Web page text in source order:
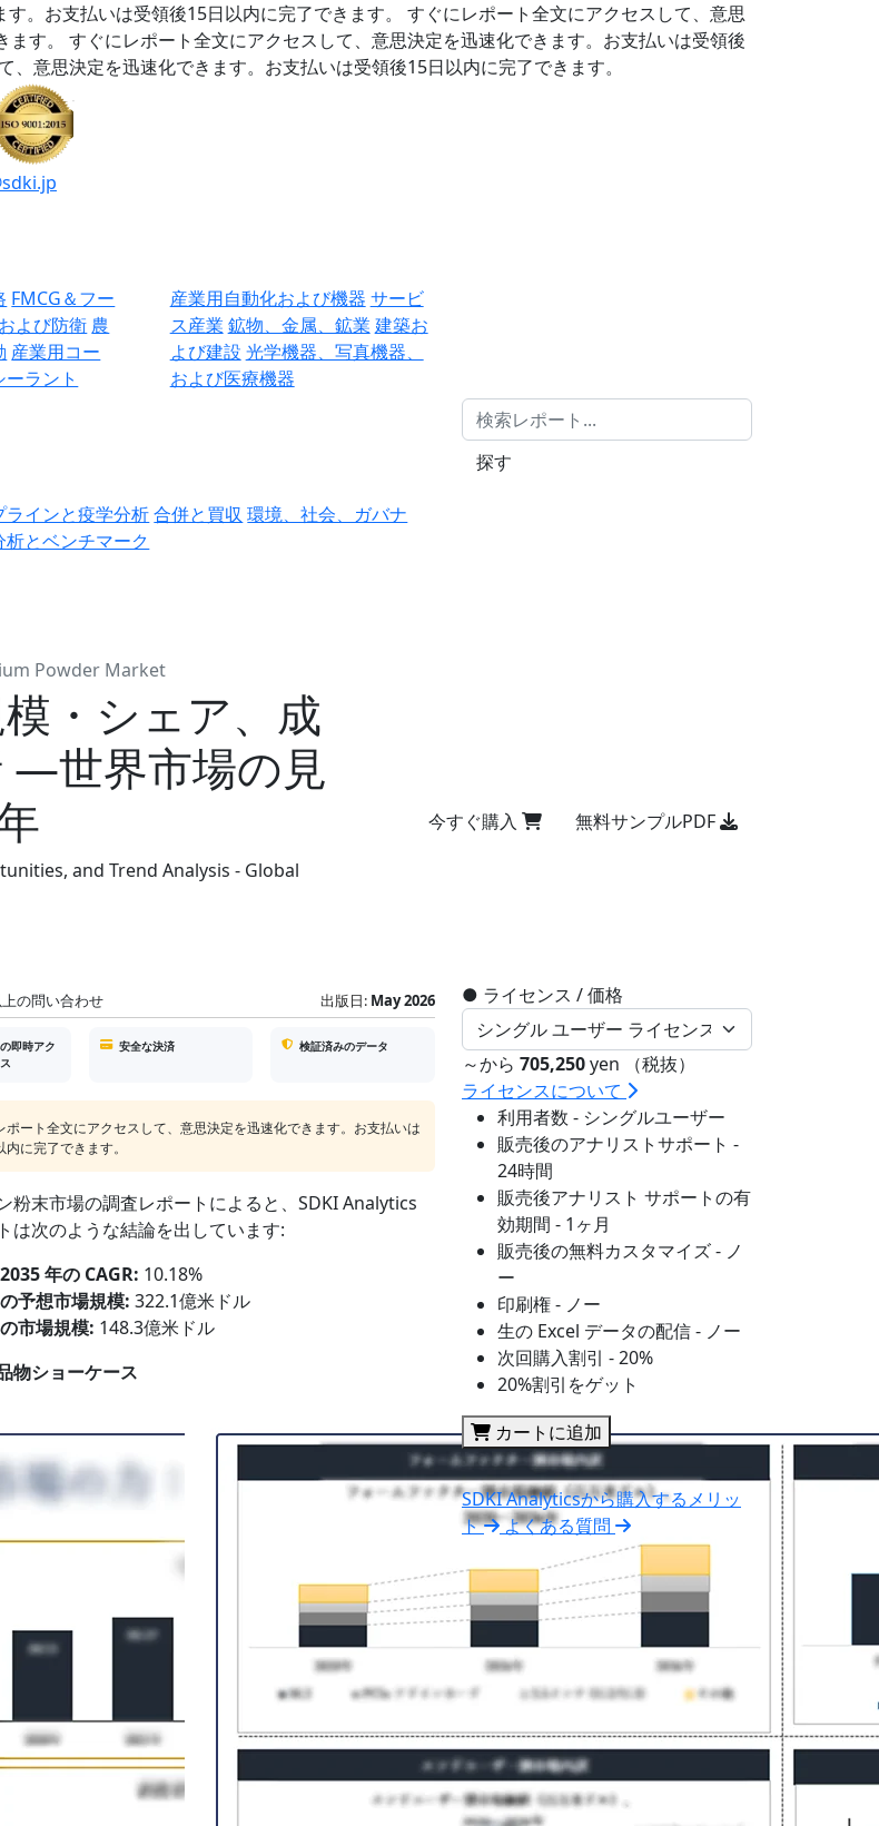
。お支払いは受領後15日以内に完了できます。
すぐにレポート全文にアクセスして、意思
す。
すぐにレポート全文にアクセスして、意思決定を迅速化できます。お支払いは受領後
、意思決定を迅速化できます。お支払いは受領後15日以内に完了できます。
FMCG＆フー
よび防衛 農
産業用コー
ラント
産業用自動化および機器 サービ
ス産業 鉱物、金属、鉱業 建築お
よび建設 光学機器、写真機器、
および医療機器
インと疫学分析合併と買収 環境、社会、ガバナ
析とベンチマーク
探す
Powder Market
・シェア、成
―世界市場の見
and Trend Analysis - Global
今すぐ購入 無料サンプルPDF
の問い合わせ 出版日: May 2026
即時アク
安全な決済 検証済みのデータ
ポート全文にアクセスして、意思決定を迅速化できます。お支払いは
に完了できます。
粉末市場の調査レポートによると、SDKI Analytics
は次のような結論を出しています:
年の CAGR: 10.18%
予想市場規模: 322.1億米ドル
市場規模: 148.3億米ドル
物ショーケース
● ライセンス / 価格
～から 705,250yen （税抜）
ライセンスについて
利用者数 - シングルユーザー
販売後のアナリストサポート -
24時間
販売後アナリスト サポートの有
効期間 - 1ヶ月
販売後の無料カスタマイズ - ノ
ー
印刷権 - ノー
生の Excel データの配信 - ノー
次回購入割引 - 20%
20%割引をゲット
カートに追加
SDKI Analyticsから購入するメリッ
ト
よくある質問